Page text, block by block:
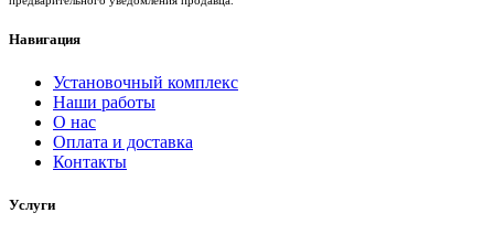
Навигация
Установочный комплекс
Наши работы
О нас
Оплата и доставка
Контакты
Услуги